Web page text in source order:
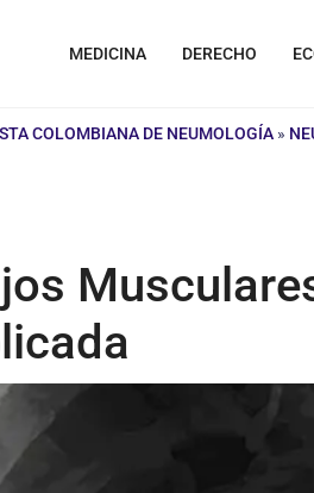
MEDICINA DERECHO
COLOMBIANA DE NEUMOLOGÍA »